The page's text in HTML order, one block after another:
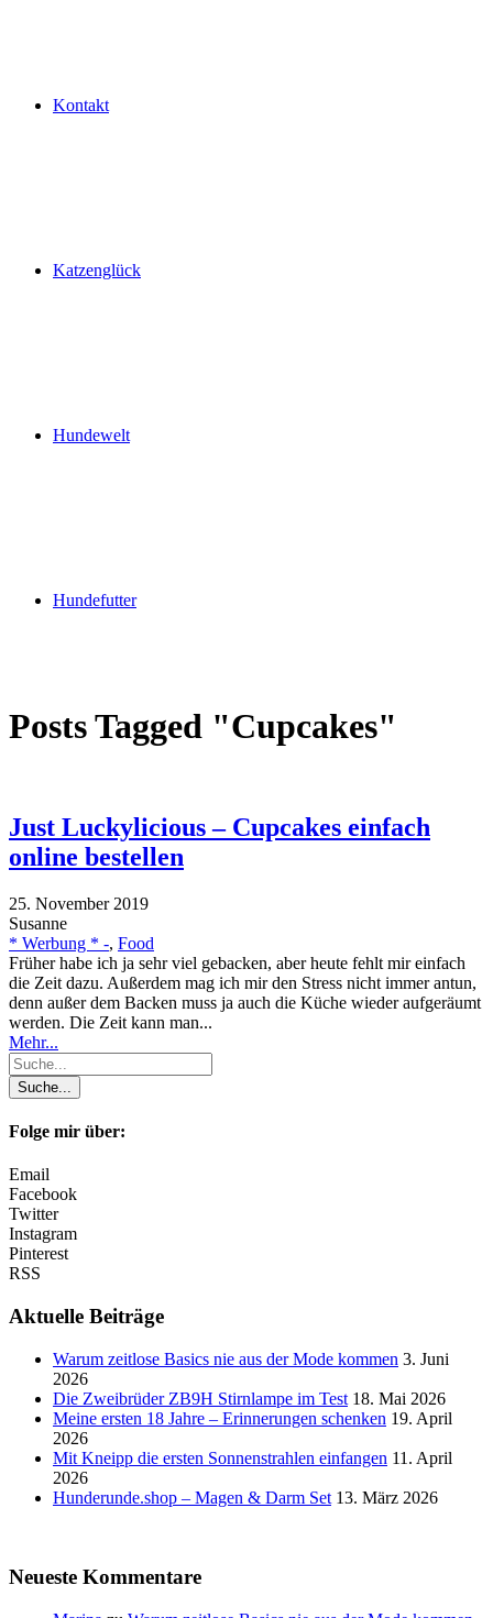
Kontakt
Katzenglück
Hundewelt
Hundefutter
Posts Tagged "Cupcakes"
Just Luckylicious – Cupcakes einfach
online bestellen
25. November 2019
Susanne
* Werbung * -, Food
Früher habe ich ja sehr viel gebacken, aber heute fehlt mir einfach
die Zeit dazu. Außerdem mag ich mir den Stress nicht immer antun,
denn außer dem Backen muss ja auch die Küche wieder aufgeräumt
werden. Die Zeit kann man...
Mehr...
Folge mir über:
Email
Facebook
Twitter
Instagram
Pinterest
RSS
Aktuelle Beiträge
Warum zeitlose Basics nie aus der Mode kommen 3. Juni
2026
Die Zweibrüder ZB9H Stirnlampe im Test 18. Mai 2026
Meine ersten 18 Jahre – Erinnerungen schenken 19. April
2026
Mit Kneipp die ersten Sonnenstrahlen einfangen 11. April
2026
Hunderunde.shop – Magen & Darm Set 13. März 2026
Neueste Kommentare